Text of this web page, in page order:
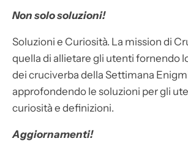
Non solo soluzioni!
Soluzioni e Curiosità. La mission di
quella di allietare gli utenti fornendo
dei cruciverba della Settimana
approfondendo le soluzioni per gli
curiosità e definizioni.
Aggiornamenti!